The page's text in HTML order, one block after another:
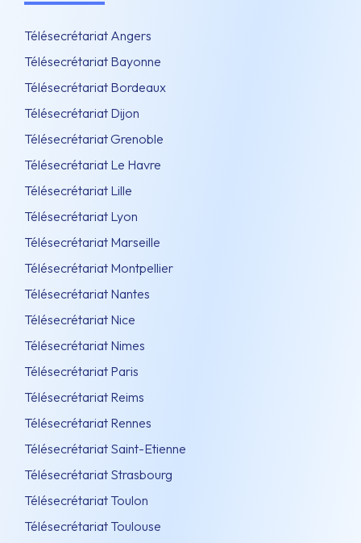
Télésecrétariat Angers
Télésecrétariat Bayonne
Télésecrétariat Bordeaux
Télésecrétariat Dijon
Télésecrétariat Grenoble
Télésecrétariat Le Havre
Télésecrétariat Lille
Télésecrétariat Lyon
Télésecrétariat Marseille
Télésecrétariat Montpellier
Télésecrétariat Nantes
Télésecrétariat Nice
Télésecrétariat Nimes
Télésecrétariat Paris
Télésecrétariat Reims
Télésecrétariat Rennes
Télésecrétariat Saint-Etienne
Télésecrétariat Strasbourg
Télésecrétariat Toulon
Télésecrétariat Toulouse